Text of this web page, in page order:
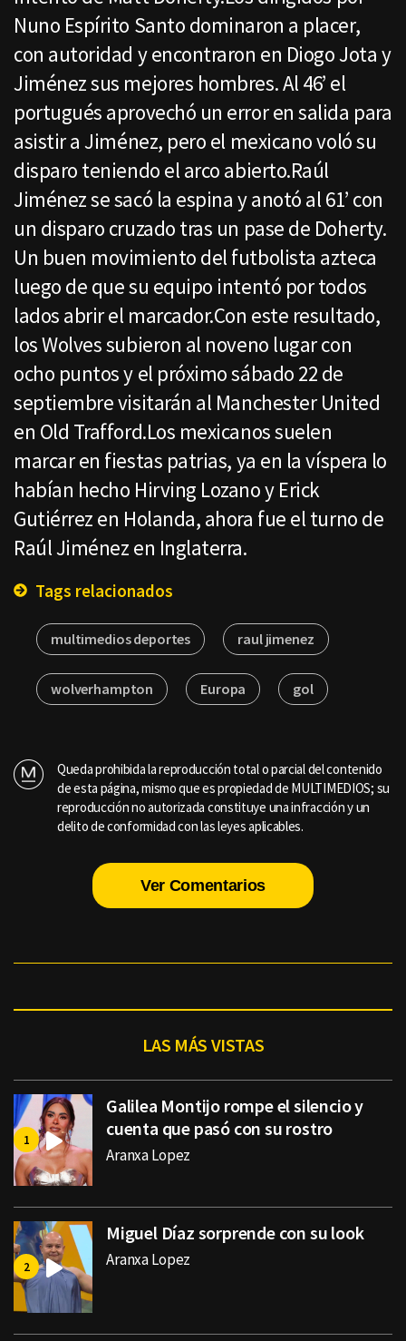
Nuno Espírito Santo dominaron a placer,
con autoridad y encontraron en Diogo Jota y
Jiménez sus mejores hombres. Al 46’ el
portugués aprovechó un error en salida para
asistir a Jiménez, pero el mexicano voló su
disparo teniendo el arco abierto.Raúl
Jiménez se sacó la espina y anotó al 61’ con
un disparo cruzado tras un pase de Doherty.
Un buen movimiento del futbolista azteca
luego de que su equipo intentó por todos
lados abrir el marcador.Con este resultado,
los Wolves subieron al noveno lugar con
ocho puntos y el próximo sábado 22 de
septiembre visitarán al Manchester United
en Old Trafford.Los mexicanos suelen
marcar en fiestas patrias, ya en la víspera lo
habían hecho Hirving Lozano y Erick
Gutiérrez en Holanda, ahora fue el turno de
Raúl Jiménez en Inglaterra.
Tags relacionados
multimedios deportes raul jimenez
wolverhampton Europa gol
Queda prohibida la reproducción total o parcial del contenido
de esta página, mismo que es propiedad de MULTIMEDIOS; su
reproducción no autorizada constituye una infracción y un
delito de conformidad con las leyes aplicables.
Ver Comentarios
LAS MÁS VISTAS
Galilea Montijo rompe el silencio y
cuenta que pasó con su rostro
Aranxa Lopez
Miguel Díaz sorprende con su look
Aranxa Lopez